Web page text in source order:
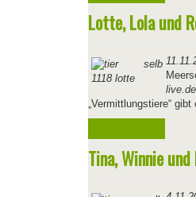
Lotte, Lola und
live.de
„Vermittlungstiere“
Tina, Winnie